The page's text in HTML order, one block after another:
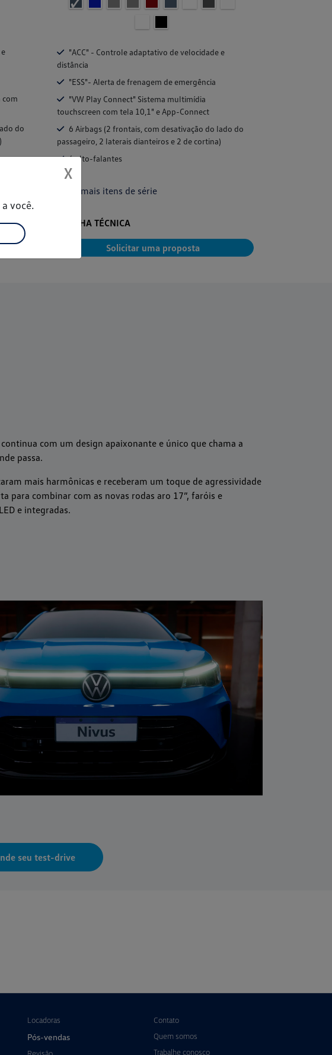
com
do
"ACC" - Controle adaptativo de velocidade e
distância
"ESS"- Alerta de frenagem de emergência
"VW Play Connect" Sistema multimídia
touchscreen com tela 10,1" e App-Connect
6 Airbags (2 frontais, com desativação do lado do
passageiro, 2 laterais dianteiros e 2 de cortina)
6 alto-falantes
+ Ver mais itens de série
FICHA TÉCNICA
Solicitar uma proposta
com um design apaixonante e único que chama a
passa.
mais harmônicas e receberam um toque de agressividade
para combinar com as novas rodas aro 17”, faróis e
e integradas.
seu test-drive
Locadoras
Pós-vendas
Contato
Quem somos
Trabalhe conosco
X
você.